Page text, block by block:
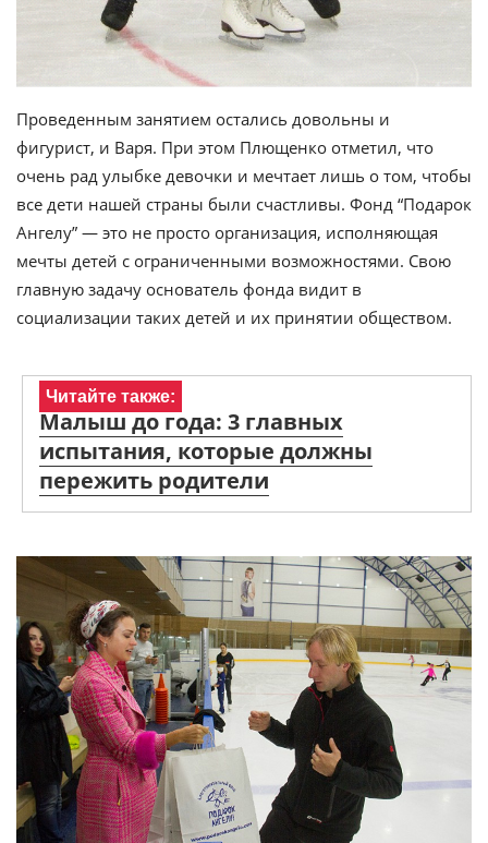
Проведенным занятием остались довольны и
фигурист, и Варя. При этом Плющенко отметил, что
очень рад улыбке девочки и мечтает лишь о том, чтобы
все дети нашей страны были счастливы. Фонд “Подарок
Ангелу” — это не просто организация, исполняющая
мечты детей с ограниченными возможностями. Свою
главную задачу основатель фонда видит в
социализации таких детей и их принятии обществом.
Читайте также:
Малыш до года: 3 главных
испытания, которые должны
пережить родители